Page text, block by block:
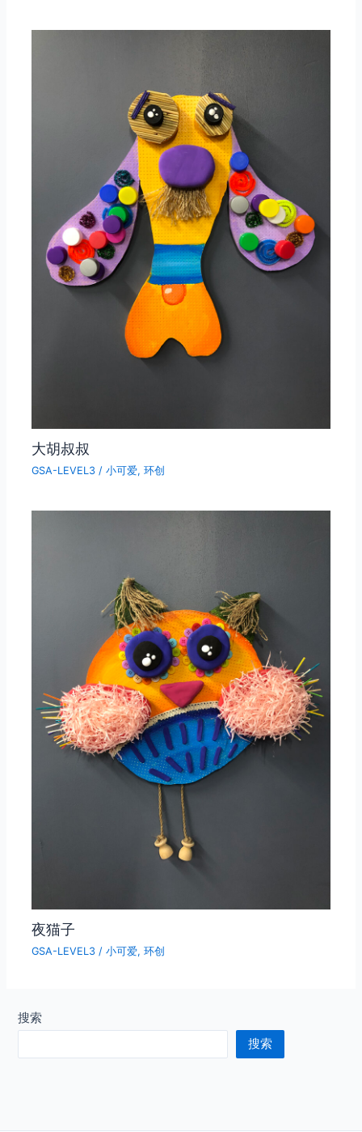
大胡叔叔
GSA-LEVEL3 /小可爱,环创
夜猫子
GSA-LEVEL3 /小可爱,环创
搜索
搜索